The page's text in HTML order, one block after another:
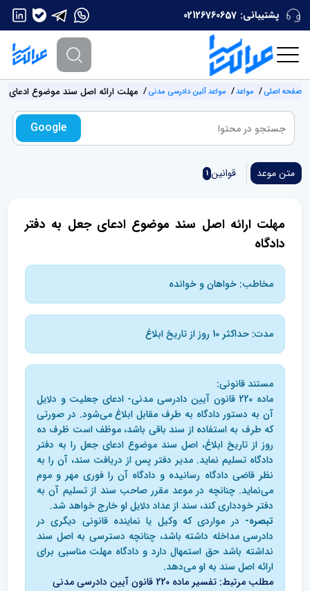
پشتیبانی: 02126760657
صفحه اصلی مواعد مواعد آئین دادرسی مدنی مهلت ارائه اصل سند موضوع ادعای
Google
متن موعد قوانین 1
مهلت ارائه اصل سند موضوع ادعای جعل به دفتر
دادگاه
مخاطب: خواهان و خوانده
مدت: حداکثر 10 روز از تاریخ ابلاغ
مستند قانونی:
ماده 220 قانون آیین دادرسی مدنی- ادعای جعلیت و دلایل
آن به دستور دادگاه به طرف مقابل ابلاغ می‌شود. در صورتی
که طرف به استفاده از سند باقی باشد، موظف است ظرف ده
روز از تاریخ ابلاغ، اصل سند موضوع ادعای جعل را به دفتر
دادگاه تسلیم نماید. مدیر دفتر پس از دریافت سند، آن را به
نظر قاضی دادگاه رسانیده و دادگاه آن را فوری مهر و موم
می‌نماید. چنانچه در موعد مقرر صاحب سند از تسلیم آن به
دفتر خودداری کند، سند از عداد دلایل او خارج خواهد شد.
تبصره- در مواردی که وکیل یا نماینده قانونی دیگری در
دادرسی مداخله داشته باشد، چنانچه دسترسی به اصل سند
نداشته باشد حق استمهال دارد و دادگاه مهلت مناسبی برای
ارائه اصل سند به او می‌دهد.
مطلب مرتبط: تفسیر ماده 220 قانون آیین دادرسی مدنی